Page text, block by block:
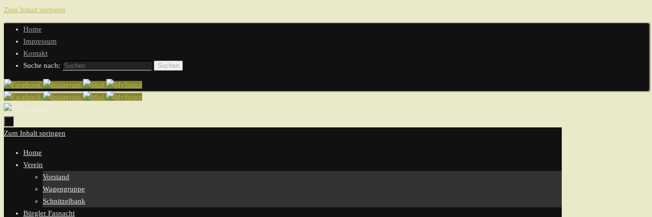
Zum Inhalt springen
Home
Impressum
Kontakt
Suche nach:
Suchen
Zum Inhalt springen
Home
Verein
Vorstand
Wagengruppe
Schnitzelbank
Bürgler Fasnacht